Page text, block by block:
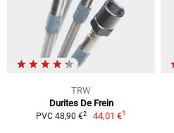
TRW
Durites De Frein
PVC 48,90 €2 44,01 €1